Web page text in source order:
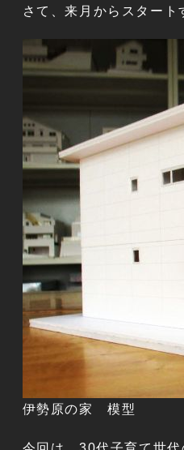
さて、来月からスタート
伊勢原の家 模型